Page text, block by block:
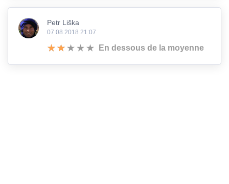
Petr Liška
07.08.2018 21:07
En dessous de la moyenne